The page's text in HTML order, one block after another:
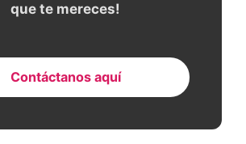
que te mereces!
Contáctanos aquí